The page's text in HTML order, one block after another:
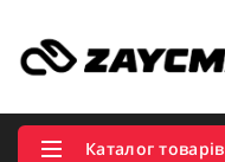
Каталог товарів